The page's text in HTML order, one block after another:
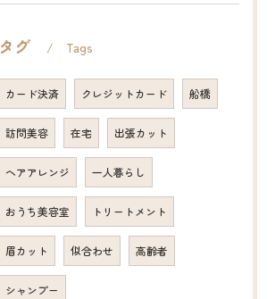
タグ Tags
カード決済 クレジットカード 船橋
訪問美容 在宅 出張カット
ヘアアレンジ 一人暮らし
おうち美容室 トリートメント
眉カット 似合わせ 高齢者
シャンプー